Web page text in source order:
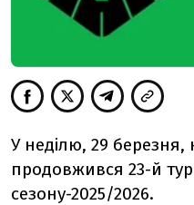
У неділю, 29 березня,
продовжився 23-й тур
сезону-2025/2026.